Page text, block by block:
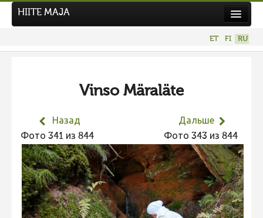
Hiite kuvavõistlus 2026
Фотоконкурс 2025
Не учитываются 2025
Видео 2025
Фотоконкурс 2024
Не учитываются 2024
HIITE MAJA
ET FI RU
Vinso Märaläte
Назад
Фото 341 из 844
Дальше
Фото 343 из 844